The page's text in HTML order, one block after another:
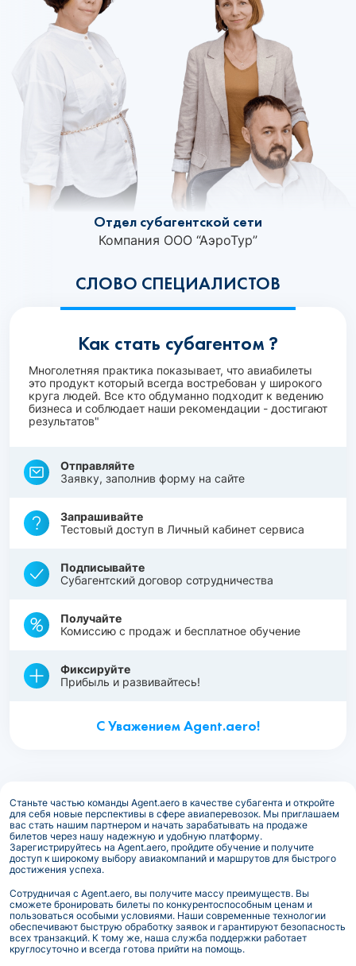
СЛОВО СПЕЦИАЛИСТОВ
Отдел субагентской сети
Компания ООО “АэроТур”
Как стать субагентом ?
Многолетняя практика показывает, что авиабилеты
это продукт который всегда востребован у широкого
круга людей. Все кто обдуманно подходит к ведению
бизнеса и соблюдает наши рекомендации - достигают
результатов"
Отправляйте
Заявку, заполнив форму на сайте
Запрашивайте
Тестовый доступ в Личный кабинет сервиса
Подписывайте
Субагентский договор сотрудничества
Получайте
Комиссию с продаж и бесплатное обучение
Фиксируйте
Прибыль и развивайтесь!
С Уважением Agent.aero!
Станьте частью команды Agent.aero в качестве субагента и откройте
для себя новые перспективы в сфере авиаперевозок. Мы приглашаем
вас стать нашим партнером и начать зарабатывать на продаже
билетов через нашу надежную и удобную платформу.
Зарегистрируйтесь на Agent.aero, пройдите обучение и получите
доступ к широкому выбору авиакомпаний и маршрутов для быстрого
достижения успеха.
Сотрудничая с Agent.aero, вы получите массу преимуществ. Вы
сможете бронировать билеты по конкурентоспособным ценам и
пользоваться особыми условиями. Наши современные технологии
обеспечивают быструю обработку заявок и гарантируют безопасность
всех транзакций. К тому же, наша служба поддержки работает
круглосуточно и всегда готова прийти на помощь.